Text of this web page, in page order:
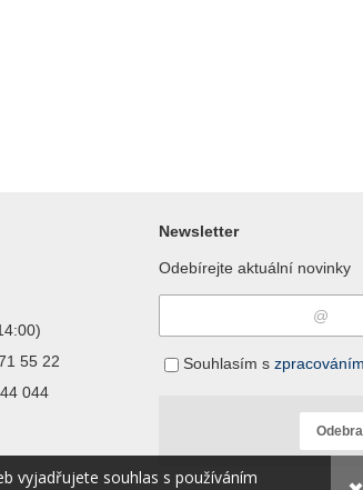
55 22
044
Newsletter
Odebírejte aktuální novinky
Souhlasím s
vyjadřujete souhlas s používáním